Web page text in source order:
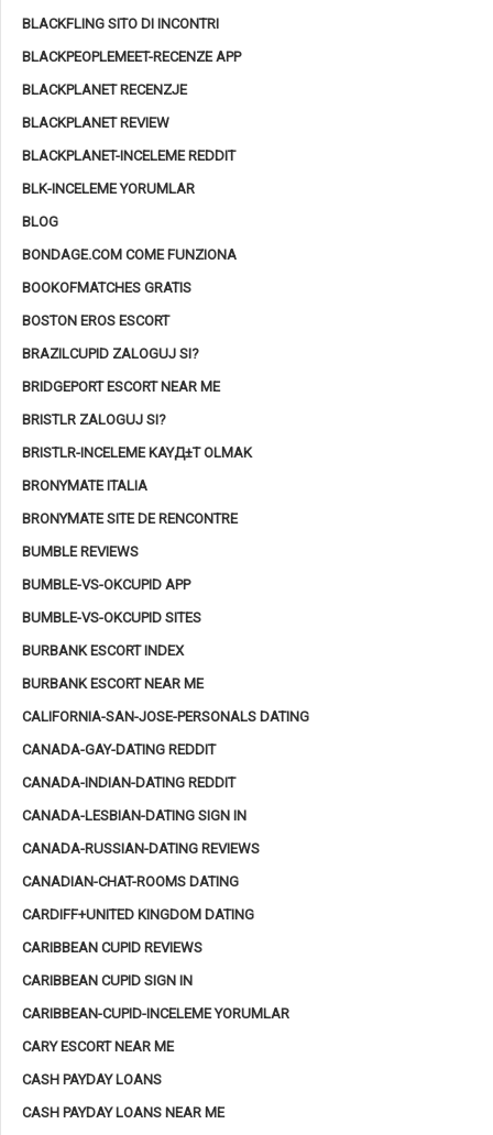
BLACKFLING SITO DI INCONTRI
BLACKPEOPLEMEET-RECENZE APP
BLACKPLANET RECENZJE
BLACKPLANET REVIEW
BLACKPLANET-INCELEME REDDIT
BLK-INCELEME YORUMLAR
BLOG
BONDAGE.COM COME FUNZIONA
BOOKOFMATCHES GRATIS
BOSTON EROS ESCORT
BRAZILCUPID ZALOGUJ SI?
BRIDGEPORT ESCORT NEAR ME
BRISTLR ZALOGUJ SI?
BRISTLR-INCELEME KAYД±T OLMAK
BRONYMATE ITALIA
BRONYMATE SITE DE RENCONTRE
BUMBLE REVIEWS
BUMBLE-VS-OKCUPID APP
BUMBLE-VS-OKCUPID SITES
BURBANK ESCORT INDEX
BURBANK ESCORT NEAR ME
CALIFORNIA-SAN-JOSE-PERSONALS DATING
CANADA-GAY-DATING REDDIT
CANADA-INDIAN-DATING REDDIT
CANADA-LESBIAN-DATING SIGN IN
CANADA-RUSSIAN-DATING REVIEWS
CANADIAN-CHAT-ROOMS DATING
CARDIFF+UNITED KINGDOM DATING
CARIBBEAN CUPID REVIEWS
CARIBBEAN CUPID SIGN IN
CARIBBEAN-CUPID-INCELEME YORUMLAR
CARY ESCORT NEAR ME
CASH PAYDAY LOANS
CASH PAYDAY LOANS NEAR ME